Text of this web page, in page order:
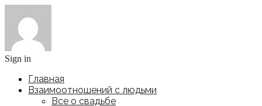
Sign in
Главная
Взаимоотношений с людьми
Все о свадьбе